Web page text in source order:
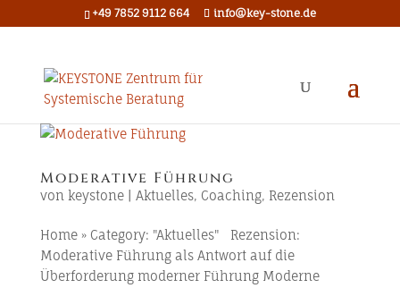
+49 7852 9112 664 info@key-stone.de
Moderative Führung
von keystone| Aktuelles, Coaching, Rezension
Home » Category: "Aktuelles" Rezension:
Moderative Führung als Antwort auf die
Überforderung moderner Führung Moderne